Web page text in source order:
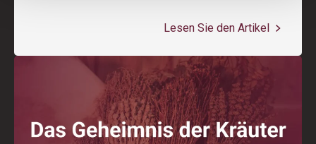
Lesen Sie den Artikel